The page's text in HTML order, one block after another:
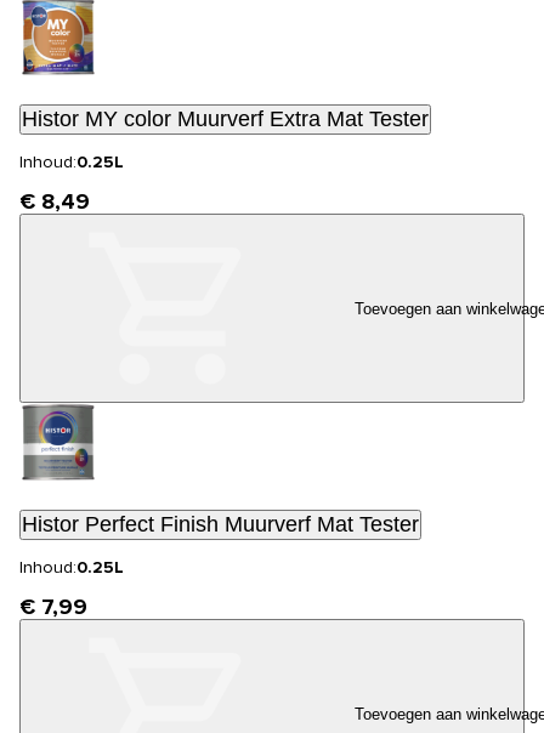
Histor MY color Muurverf Extra Mat Tester
Inhoud:0.25L
€ 8,49
Toevoegen aan
Histor Perfect Finish Muurverf Mat Tester
Inhoud:0.25L
€ 7,99
Toevoegen aan